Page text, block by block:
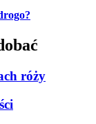
róży